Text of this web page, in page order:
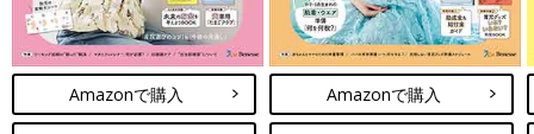
Amazonで購入 Amazonで購入